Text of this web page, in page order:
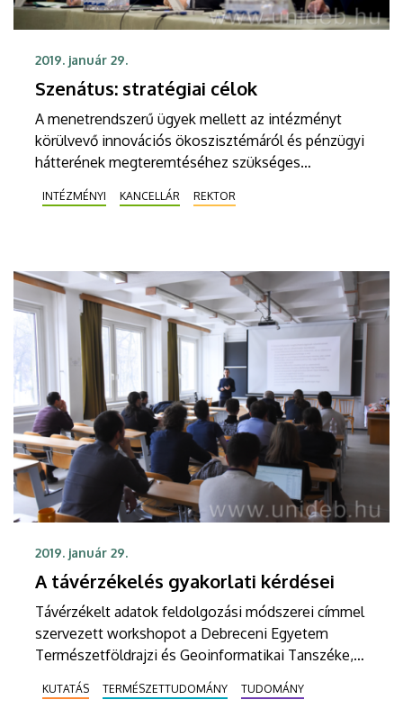
2019. január 29.
Szenátus: stratégiai célok
A menetrendszerű ügyek mellett az intézményt
körülvevő innovációs ökoszisztémáról és pénzügyi
hátterének megteremtéséhez szükséges
lépésekről is szó volt a Debreceni Egyetem
Szenátusának januári 24-ei ülésén.
INTÉZMÉNYI KANCELLÁR REKTOR
2019. január 29.
A távérzékelés gyakorlati kérdései
Távérzékelt adatok feldolgozási módszerei címmel
szervezett workshopot a Debreceni Egyetem
Természetföldrajzi és Geoinformatikai Tanszéke,
Szolgáltató Központ. A cél a közös kutatási
KUTATÁS TERMÉSZETTUDOMÁNY TUDOMÁNY